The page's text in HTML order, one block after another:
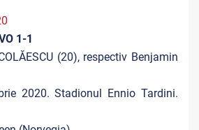
1-1
(20), respectiv Benjamin
2020. Stadionul Ennio Tardini.